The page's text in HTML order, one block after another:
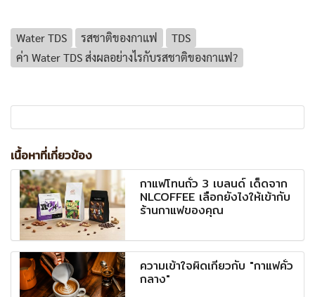
Water TDS รสชาติของกาแฟ
TDS
ค่า Water TDS ส่งผลอย่างไรกับรสชาติของกาแฟ?
เนื้อหาที่เกี่ยวข้อง
กาแฟโทนถั่ว 3 เบลนด์ เด็ดจาก
NLCOFFEE เลือกยังไงให้เข้ากับ
ร้านกาแฟของคุณ
ความเข้าใจผิดเกี่ยวกับ "กาแฟคั่ว
กลาง"